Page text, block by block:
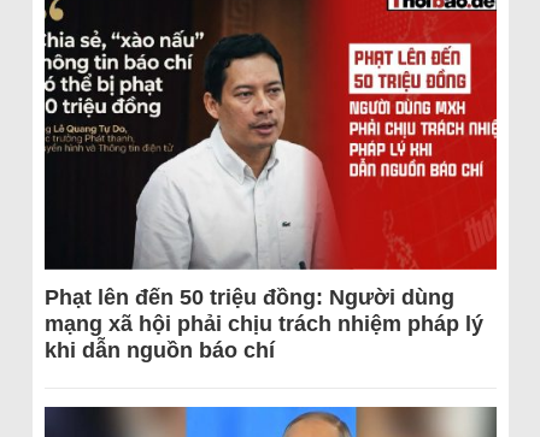
Phạt lên đến 50 triệu đồng: Người dùng
mạng xã hội phải chịu trách nhiệm pháp lý
khi dẫn nguồn báo chí